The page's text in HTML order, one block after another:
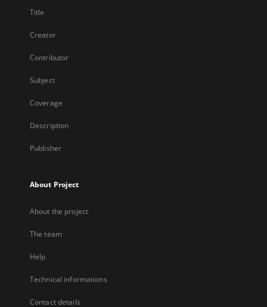
Title
Creator
Contributor
Subject
Coverage
Description
Publisher
About Project
About the project
The team
Help
Technical informations
Contact details